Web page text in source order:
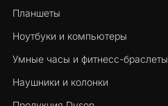
Планшеты
Ноутбуки и компьютеры
Умные часы и фитнесс-браслеты
Наушники и колонки